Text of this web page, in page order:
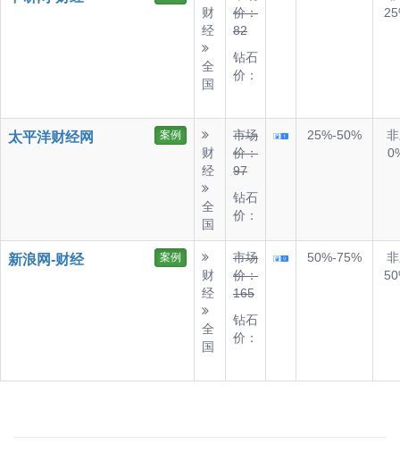
财
经
全
国
价：
82
钻石
价：
太平洋财经网 案例
财
经
全
国
市场
价：
97
钻石
价：
25%-50%
新浪网-财经 案例
财
经
全
国
市场
价：
165
钻石
价：
50%-75%